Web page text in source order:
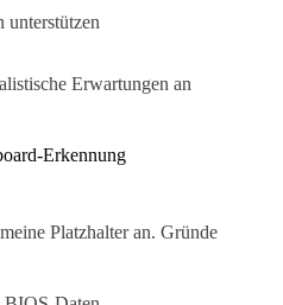
unterstützen
Erwartungen an
Erkennung
Platzhalter an. Gründe